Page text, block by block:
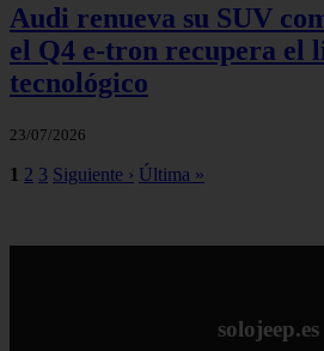
Audi renueva su SUV
el Q4 e‑tron recupera el
tecnológico
23/07/2026
1 2 3 Siguiente › Última »
solojeep.es